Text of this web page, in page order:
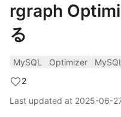
rgraph
る
MySQL Optimizer
2
Last updated at 2025-06-